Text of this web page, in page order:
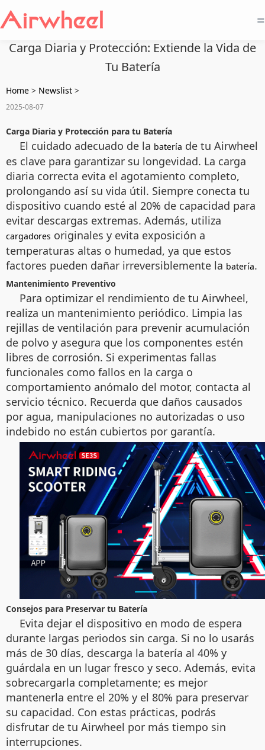
=
Carga Diaria y Protección: Extiende la Vida de
Tu Batería
Home > Newslist >
2025-08-07
Carga Diaria y Protección para tu Batería
El cuidado adecuado de la batería de tu Airwheel
es clave para garantizar su longevidad. La carga
diaria correcta evita el agotamiento completo,
prolongando así su vida útil. Siempre conecta tu
dispositivo cuando esté al 20% de capacidad para
evitar descargas extremas. Además, utiliza
cargadores originales y evita exposición a
temperaturas altas o humedad, ya que estos
factores pueden dañar irreversiblemente la batería.
Mantenimiento Preventivo
Para optimizar el rendimiento de tu Airwheel,
realiza un mantenimiento periódico. Limpia las
rejillas de ventilación para prevenir acumulación
de polvo y asegura que los componentes estén
libres de corrosión. Si experimentas fallas
funcionales como fallos en la carga o
comportamiento anómalo del motor, contacta al
servicio técnico. Recuerda que daños causados
por agua, manipulaciones no autorizadas o uso
indebido no están cubiertos por garantía.
Consejos para Preservar tu Batería
Evita dejar el dispositivo en modo de espera
durante largas periodos sin carga. Si no lo usarás
más de 30 días, descarga la batería al 40% y
guárdala en un lugar fresco y seco. Además, evita
sobrecargarla completamente; es mejor
mantenerla entre el 20% y el 80% para preservar
su capacidad. Con estas prácticas, podrás
disfrutar de tu Airwheel por más tiempo sin
interrupciones.